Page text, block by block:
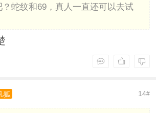
蛇纹和69，真人一直还可以去试
14#
狐